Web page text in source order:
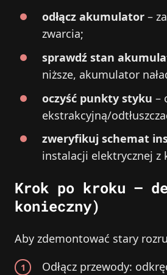
odłącz akumulator –
zwarcia;
sprawdź stan
niższe, akumulator
oczyść punkty styku –
ekstrakcyjną/
zweryfikuj schemat
instalacji elektrycznej z
Krok po kroku –
konieczny)
Aby zdemontować stary
Odłącz przewody: